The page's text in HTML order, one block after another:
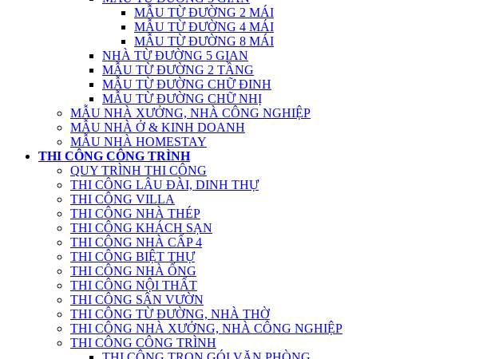
MẪU TỪ ĐƯỜNG 2 MÁI
MẪU TỪ ĐƯỜNG 4 MÁI
MẪU TỪ ĐƯỜNG 8 MÁI
NHÀ TỪ ĐƯỜNG 5 GIAN
MẪU TỪ ĐƯỜNG 2 TẦNG
MẪU TỪ ĐƯỜNG CHỮ ĐINH
MẪU TỪ ĐƯỜNG CHỮ NHỊ
MẪU NHÀ XƯỞNG, NHÀ CÔNG NGHIỆP
MẪU NHÀ Ở & KINH DOANH
MẪU NHÀ HOMESTAY
THI CÔNG CÔNG TRÌNH
QUY TRÌNH THI CÔNG
THI CÔNG LÂU ĐÀI, DINH THỰ
THI CÔNG VILLA
THI CÔNG NHÀ THÉP
THI CÔNG KHÁCH SẠN
THI CÔNG NHÀ CẤP 4
THI CÔNG BIỆT THỰ
THI CÔNG NHÀ ỐNG
THI CÔNG NỘI THẤT
THI CÔNG SÂN VƯỜN
THI CÔNG TỪ ĐƯỜNG, NHÀ THỜ
THI CÔNG NHÀ XƯỞNG, NHÀ CÔNG NGHIỆP
THI CÔNG CÔNG TRÌNH